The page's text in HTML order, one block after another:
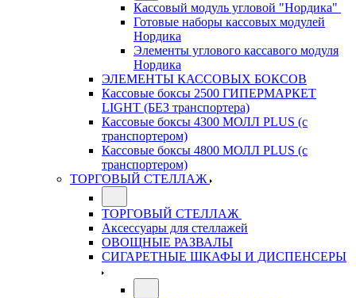
Кассовый модуль угловой "Нордика"
Готовые наборы кассовых модулей
Нордика
Элементы углового кассавого модуля
Нордика
ЭЛЕМЕНТЫ КАССОВЫХ БОКСОВ
Кассовые боксы 2500 ГИПЕРМАРКЕТ
LIGHT (БЕЗ транспортера)
Кассовые боксы 4300 МОЛЛ PLUS (с
транспортером)
Кассовые боксы 4800 МОЛЛ PLUS (с
транспортером)
ТОРГОВЫЙ СТЕЛЛАЖ
ТОРГОВЫЙ СТЕЛЛАЖ
Аксессуары для стеллажей
ОВОЩНЫЕ РАЗВАЛЫ
СИГАРЕТНЫЕ ШКАФЫ И ДИСПЕНСЕРЫ